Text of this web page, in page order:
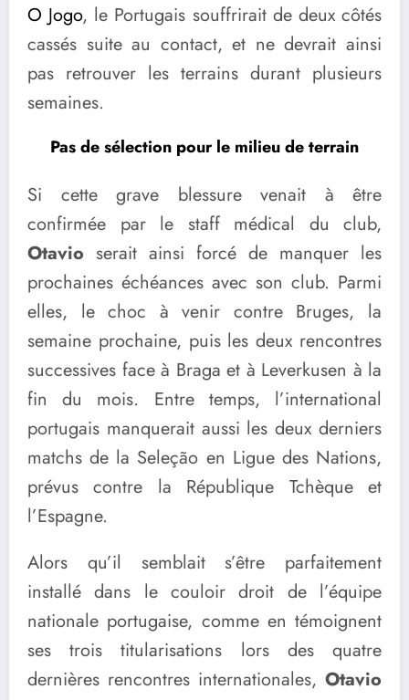
O Jogo, le Portugais souffrirait de deux côtés
cassés suite au contact, et ne devrait ainsi
pas retrouver les terrains durant plusieurs
semaines.
Pas de sélection pour le milieu de terrain
Si cette grave blessure venait à être
confirmée par le staff médical du club,
Otavio serait ainsi forcé de manquer les
prochaines échéances avec son club. Parmi
elles, le choc à venir contre Bruges, la
semaine prochaine, puis les deux rencontres
successives face à Braga et à Leverkusen à la
fin du mois. Entre temps, l’international
portugais manquerait aussi les deux derniers
matchs de la Seleção en Ligue des Nations,
prévus contre la République Tchèque et
l’Espagne.
Alors qu’il semblait s’être parfaitement
installé dans le couloir droit de l’équipe
nationale portugaise, comme en témoignent
ses trois titularisations lors des quatre
dernières rencontres internationales, Otavio